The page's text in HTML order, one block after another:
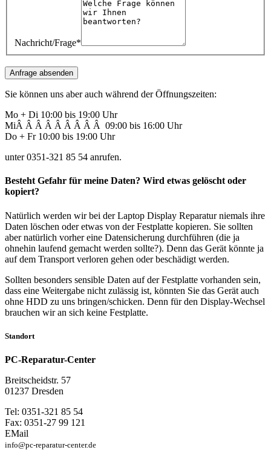
Nachricht/Frage*
Sie können uns aber auch während der Öffnungszeiten:
Mo + Di 10:00 bis 19:00 Uhr
MiÂ Â Â Â Â Â Â Â Â 09:00 bis 16:00 Uhr
Do + Fr 10:00 bis 19:00 Uhr
unter 0351-321 85 54 anrufen.
Besteht Gefahr für meine Daten? Wird etwas gelöscht oder
kopiert?
Natürlich werden wir bei der Laptop Display Reparatur niemals ihre
Daten löschen oder etwas von der Festplatte kopieren. Sie sollten
aber natürlich vorher eine Datensicherung durchführen (die ja
ohnehin laufend gemacht werden sollte?). Denn das Gerät könnte ja
auf dem Transport verloren gehen oder beschädigt werden.
Sollten besonders sensible Daten auf der Festplatte vorhanden sein,
dass eine Weitergabe nicht zulässig ist, könnten Sie das Gerät auch
ohne HDD zu uns bringen/schicken. Denn für den Display-Wechsel
brauchen wir an sich keine Festplatte.
Standort
PC-Reparatur-Center
Breitscheidstr. 57
01237 Dresden
Tel: 0351-321 85 54
Fax: 0351-27 99 121
EMail
info@pc-reparatur-center.de